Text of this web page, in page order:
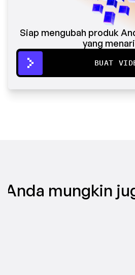
Siap mengubah produk
yang
BUAT
Anda mungkin